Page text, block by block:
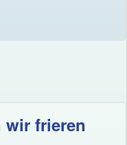
wir frieren